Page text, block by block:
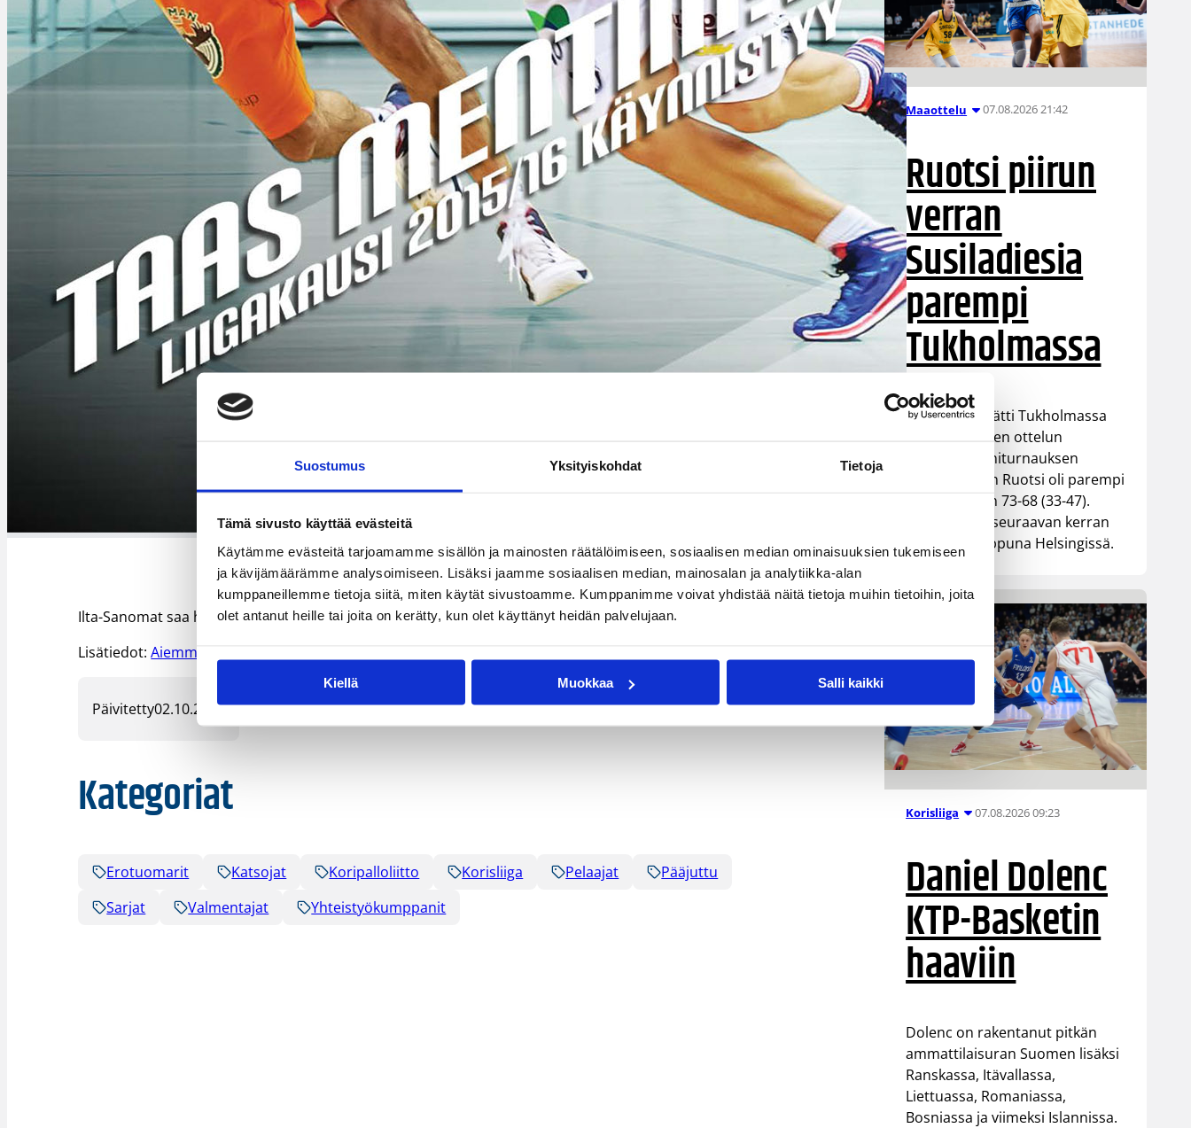
Suostumus Yksityiskohdat Tietoja
Tämä sivusto käyttää evästeitä
Käytämme evästeitä tarjoamamme sisällön ja mainosten räätälöimiseen, sosiaalisen median ominaisuuksien tukemiseen
ja kävijämäärämme analysoimiseen. Lisäksi jaamme sosiaalisen median, mainosalan ja analytiikka-alan
kumppaneillemme tietoja siitä, miten käytät sivustoamme. Kumppanimme voivat yhdistää näitä tietoja muihin tietoihin, joita
olet antanut heille tai joita on kerätty, kun olet käyttänyt heidän palvelujaan.
Kiellä Muokkaa Salli kaikki
Ilta-Sanomat saa hankittua ruokakaupoista ja kioskeista kautta maan.
Lisätiedot:Aiemmat KORI-lehdet
Päivitetty02.10.2015
Kategoriat
Erotuomarit Katsojat Koripalloliitto Korisliiga Pelaajat
Pääjuttu
Sarjat
Valmentajat Yhteistyökumppanit
Maaottelu 07.08.2026 21:42
Ruotsi piirun
verran
Susiladiesia
parempi
Tukholmassa
Susiladies päätti Tukholmassa
pelatun kahden ottelun
mittaisen miniturnauksen
tappioon, kun Ruotsi oli parempi
loppulukemin 73-68 (33-47).
Suomi pelaa seuraavan kerran
ensi viikonloppuna Helsingissä.
Korisliiga 07.08.2026 09:23
Daniel Dolenc
KTP-Basketin
haaviin
Dolenc on rakentanut pitkän
ammattilaisuran Suomen lisäksi
Ranskassa, Itävallassa,
Liettuassa, Romaniassa,
Bosniassa ja viimeksi Islannissa.